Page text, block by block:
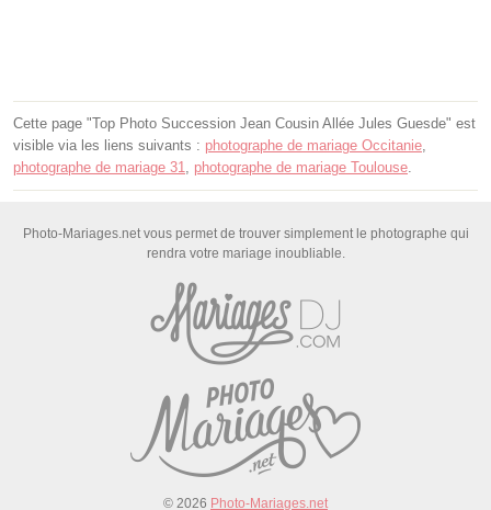
Cette page "Top Photo Succession Jean Cousin Allée Jules Guesde" est
visible via les liens suivants : photographe de mariage Occitanie,
photographe de mariage 31, photographe de mariage Toulouse.
Photo-Mariages.net vous permet de trouver simplement le photographe qui
rendra votre mariage inoubliable.
© 2026 Photo-Mariages.net